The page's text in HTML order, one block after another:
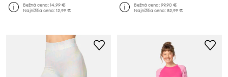
Bežná cena:14,99 €
Najnižšia cena:12,99 €
Bežná cena:99,90 €
Najnižšia cena:82,99 €